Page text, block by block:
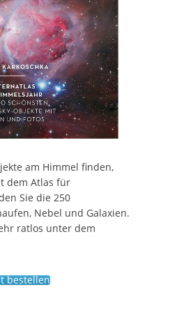
am Himmel finden,
dem Atlas für
Sie die 250
Nebel und Galaxien.
ratlos unter dem
bestellen